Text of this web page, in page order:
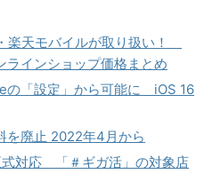
楽天モバイルが取り扱い！
ラインショップ価格まとめ
の「設定」から可能に iOS 16
を廃止 2022年4月から
対応 「＃ギガ活」の対象店